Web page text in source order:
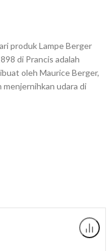
produk Lampe Berger
di Prancis adalah
oleh Maurice Berger,
udara di
jika ditemukan kendala
produk yang di
video unboxing